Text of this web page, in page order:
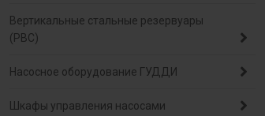
Вертикальные стальные резервуары
(РВС)
Насосное оборудование ГУДДИ
Шкафы управления насосами